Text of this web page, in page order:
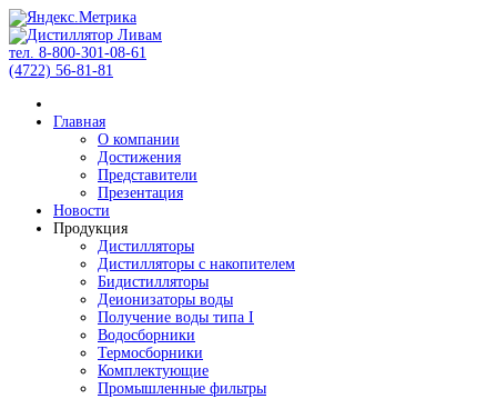
тел. 8-800-301-08-61
(4722) 56-81-81
Главная
О компании
Достижения
Представители
Презентация
Новости
Продукция
Дистилляторы
Дистилляторы с накопителем
Бидистилляторы
Деионизаторы воды
Получение воды типа I
Водосборники
Термосборники
Комплектующие
Промышленные фильтры